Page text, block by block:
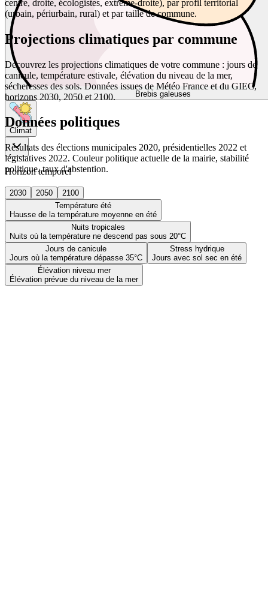
Brebis galeuses
Climat
Horizon temporel
2030 2050
2100
Température été
Hausse de la température moyenne en été
Nuits tropicales
Nuits où la température ne descend pas sous 20°C
Jours de canicule
Jours où la température dépasse 35°C
Stress hydrique
Jours avec sol sec en été
Élévation niveau mer
Élévation prévue du niveau de la mer
centre, droite, écologistes, extrême-droite), par profil territorial
(urbain, périurbain, rural) et par taille de commune.
Projections climatiques par commune
Découvrez les projections climatiques de votre commune : jours de
canicule, température estivale, élévation du niveau de la mer,
sécheresses des sols. Données issues de Météo France et du GIEC,
horizons 2030, 2050 et 2100.
Données politiques
Résultats des élections municipales 2020, présidentielles 2022 et
législatives 2022. Couleur politique actuelle de la mairie, stabilité
politique, taux d'abstention.